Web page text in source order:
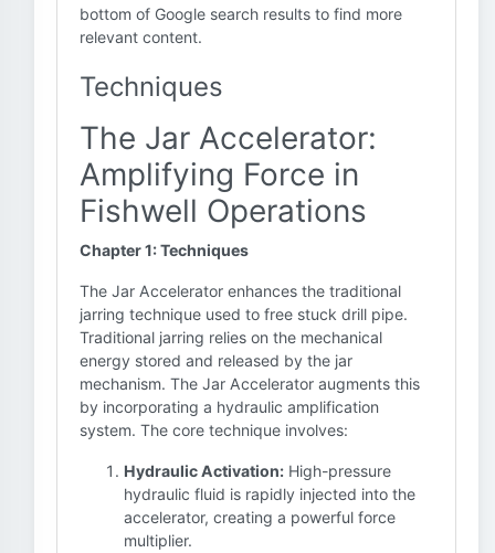
bottom of Google search results to find more
relevant content.
Techniques
The Jar Accelerator:
Amplifying Force in
Fishwell Operations
Chapter 1: Techniques
The Jar Accelerator enhances the traditional
jarring technique used to free stuck drill pipe.
Traditional jarring relies on the mechanical
energy stored and released by the jar
mechanism. The Jar Accelerator augments this
by incorporating a hydraulic amplification
system. The core technique involves:
Hydraulic Activation: High-pressure
hydraulic fluid is rapidly injected into the
accelerator, creating a powerful force
multiplier.